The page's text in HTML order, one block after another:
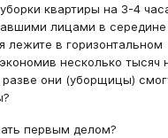
квартиры на 3-4
лицами в середине
лежите в горизонтальном
несколько тысяч
они (уборщицы)
первым делом?